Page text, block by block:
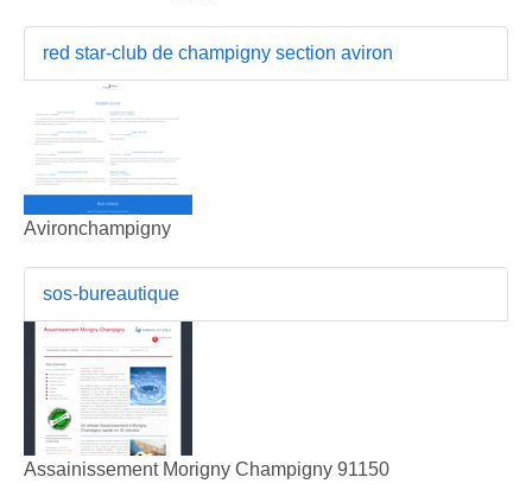
red star-club de champigny section aviron
Avironchampigny
sos-bureautique
Assainissement Morigny Champigny 91150